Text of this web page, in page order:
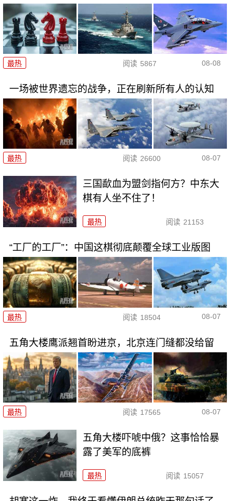
最热 阅读 5867 08-08
一场被世界遗忘的战争，正在刷新所有人的认知
最热 阅读 26600 08-07
三国歃血为盟剑指何方？中东大
棋有人坐不住了！
最热 阅读 21153
“工厂的工厂”：中国这棋彻底颠覆全球工业版图
最热 阅读 18504 08-07
五角大楼鹰派翘首盼进京，北京连门缝都没给留
最热 阅读 17565 08-07
五角大楼吓唬中俄？这事恰恰暴
露了美军的底裤
最热 阅读 15057